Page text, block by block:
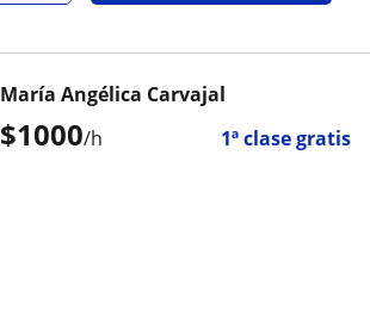
$1000/h 1ª clase gratis
María Angélica Carvajal